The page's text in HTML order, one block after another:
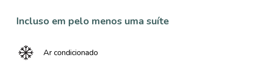
Incluso em pelo menos uma suíte
Ar condicionado